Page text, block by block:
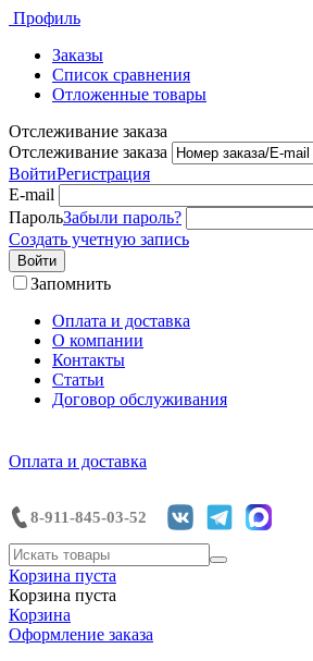
Профиль
Заказы
Список сравнения
Отложенные товары
Отслеживание заказа
Отслеживание заказа
ВойтиРегистрация
E-mail
ПарольЗабыли пароль?
Создать учетную запись
Войти
Запомнить
Оплата и доставка
О компании
Контакты
Статьи
Договор обслуживания
Оплата и доставка
8-911-845-03-52
Корзина пуста
Корзина пуста
Корзина
Оформление заказа